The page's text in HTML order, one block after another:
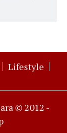
Lifestyle
© 2012 -